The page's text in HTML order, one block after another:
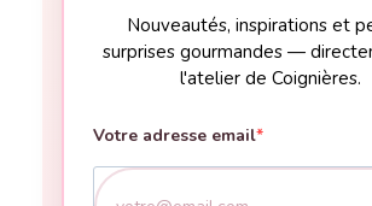
Nouveautés, inspirations et
surprises gourmandes —
l'atelier de Coignières.
Votre adresse email